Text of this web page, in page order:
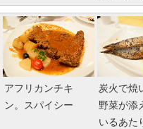
アフリカンチキ
ン。スパイシー
炭火で焼
野菜が添
いるあた